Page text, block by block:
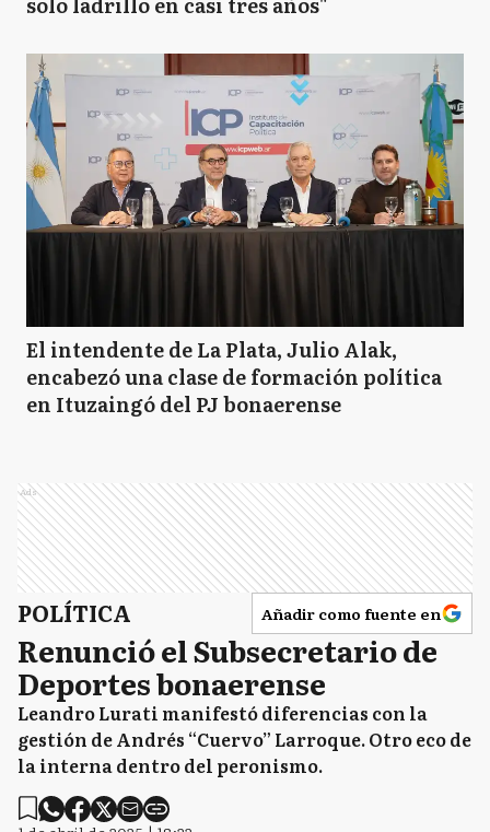
El intendente de La Plata, Julio Alak,
encabezó una clase de formación política
en Ituzaingó del PJ bonaerense
Ads
POLÍTICA Añadir como fuente en
Renunció el Subsecretario de
Deportes bonaerense
Leandro Lurati manifestó diferencias con la
gestión de Andrés “Cuervo” Larroque. Otro eco de
la interna dentro del peronismo.